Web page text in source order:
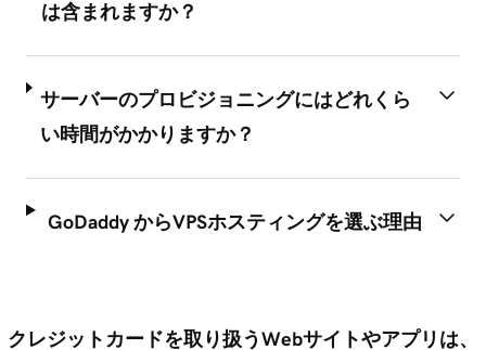
は含まれますか？
サーバーのプロビジョニングにはどれくら
い時間がかかりますか？
GoDaddy からVPSホスティングを選ぶ理由
クレジットカードを取り扱うWebサイトやアプリは、